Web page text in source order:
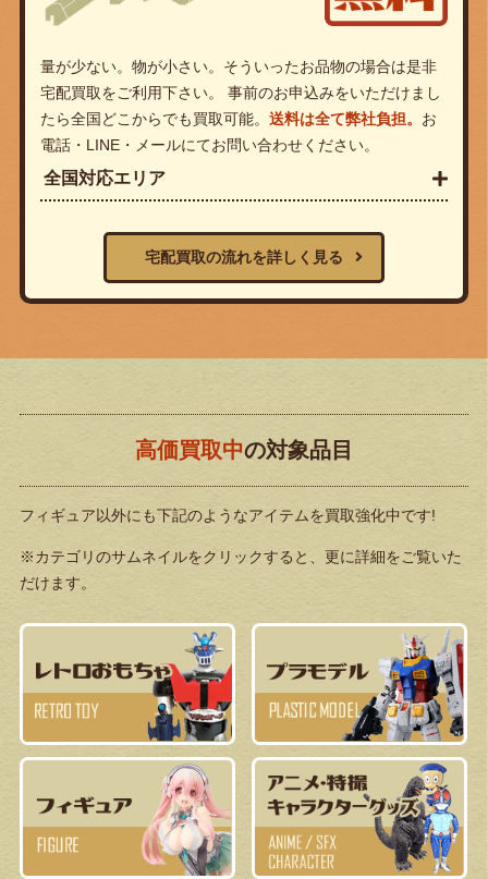
量が少ない。物が小さい。そういったお品物の場合は是非
宅配買取をご利用下さい。 事前のお申込みをいただけまし
たら全国どこからでも買取可能。 送料は全て弊社負担。 お
電話・LINE・メールにてお問い合わせください。
全国対応エリア
宅配買取の流れを詳しく見る
高価買取中の対象品目
フィギュア以外にも下記のようなアイテムを買取強化中です!
※カテゴリのサムネイルをクリックすると、更に詳細をご覧いた
だけます。